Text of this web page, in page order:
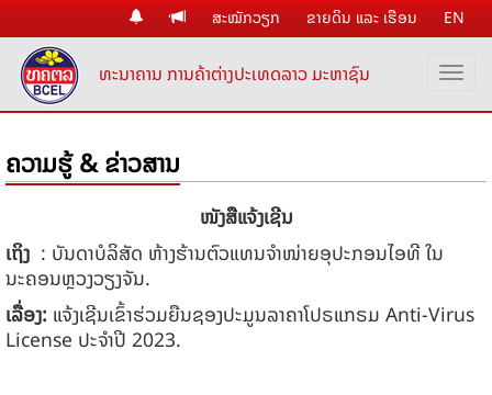
ສະໝັກວຽກ ຂາຍດິນ ແລະ ເຮືອນ EN
ທະນາຄານ ການຄ້າຕ່າງປະເທດລາວ ມະຫາຊົນ
ຄວາມຮູ້ & ຂ່າວສານ
ໜັງສືແຈ້ງເຊີນ
ເຖິງ : ບັນດາບໍລິສັດ ຫ້າງຮ້ານຕົວແທນຈໍາໜ່າຍອຸປະກອນໄອທີ ໃນ
ນະຄອນຫຼວງວຽງຈັນ.
ເລື່ອງ: ​ແຈ້ງເຊີນເຂົ້າຮ່ວມຍືນຊອງປະມູນລາຄາໂປຣ​ແກ​ຣມ Anti-Virus
License ປະຈໍາປີ 2023.